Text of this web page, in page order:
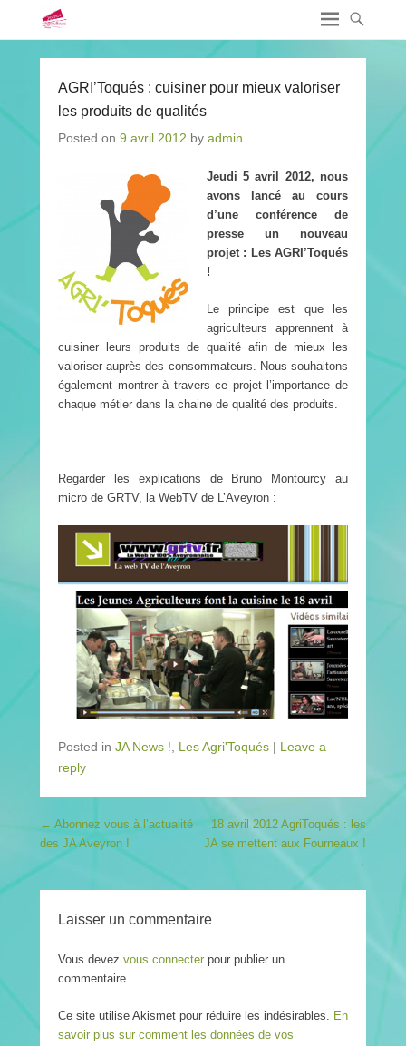
AGRI’Toqués : cuisiner pour mieux valoriser
les produits de qualités
Posted on 9 avril 2012 by admin
Jeudi 5 avril 2012, nous
avons lancé au cours
d’une conférence de
presse un nouveau
projet : Les AGRI’Toqués
!
Le principe est que les
agriculteurs apprennent à
cuisiner leurs produits de qualité afin de mieux les
valoriser auprès des consommateurs. Nous souhaitons
également montrer à travers ce projet l’importance de
chaque métier dans la chaine de qualité des produits.
Regarder les explications de Bruno Montourcy au
micro de GRTV, la WebTV de L’Aveyron :
Posted in JA News ! Les Agri'Toqués | Leave a
reply
Post navigation
← Abonnez vous à l’actualité
des JA Aveyron !
18 avril 2012 AgriToqués : les
JA se mettent aux Fourneaux !
→
Laisser un commentaire
Vous devez vous connecter pour publier un
commentaire.
Ce site utilise Akismet pour réduire les indésirables. En
savoir plus sur comment les données de vos